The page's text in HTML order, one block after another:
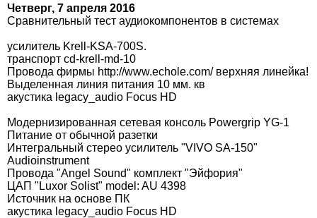
Четверг, 7 апреля 2016
Сравнительный тест аудиокомпонентов в системах
усилитель Krell-KSA-700S.
транспорт cd-krell-md-10
Провода фирмы http://www.echole.com/ верхняя линейка!
Выделенная линия питания 10 мм. кв
акустика legacy_audio Focus HD
Модернизированная сетевая консоль Powergrip YG-1
Питание от обычной разетки
Интегральный стерео усилитель "VIVO SA-150"
Audioinstrument
Провода "Angel Sound" комплект "Эйфория"
ЦАП "Luxor Solist" model: AU 4398
Источник на основе ПК
акустика legacy_audio Focus HD